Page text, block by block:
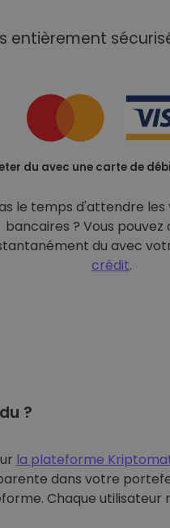
entièrement
du avec une carte de
le temps d'attendre
bancaires ? Vous
du avec
crédit.
du ?
la plateforme
dans votre
Chaque utilisateur